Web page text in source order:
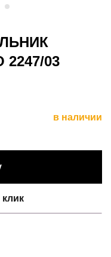
2247/03
в наличии